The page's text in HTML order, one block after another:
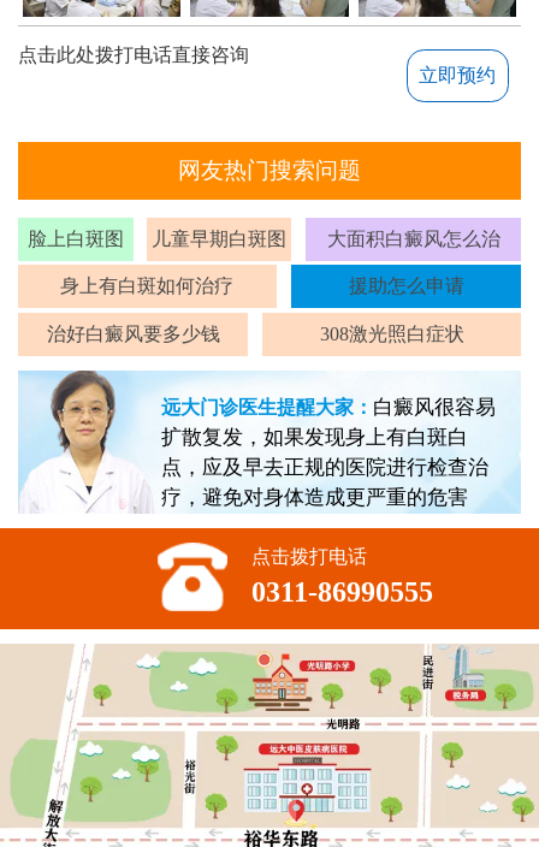
点击此处拨打电话直接咨询
立即预约
网友热门搜索问题
脸上白斑图 儿童早期白斑图 大面积白癜风怎么治
身上有白斑如何治疗 援助怎么申请
治好白癜风要多少钱 308激光照白症状
远大门诊医生提醒大家： 白癜风很容易
扩散复发，如果发现身上有白斑白
点，应及早去正规的医院进行检查治
疗，避免对身体造成更严重的危害
点击拨打电话
0311-86990555